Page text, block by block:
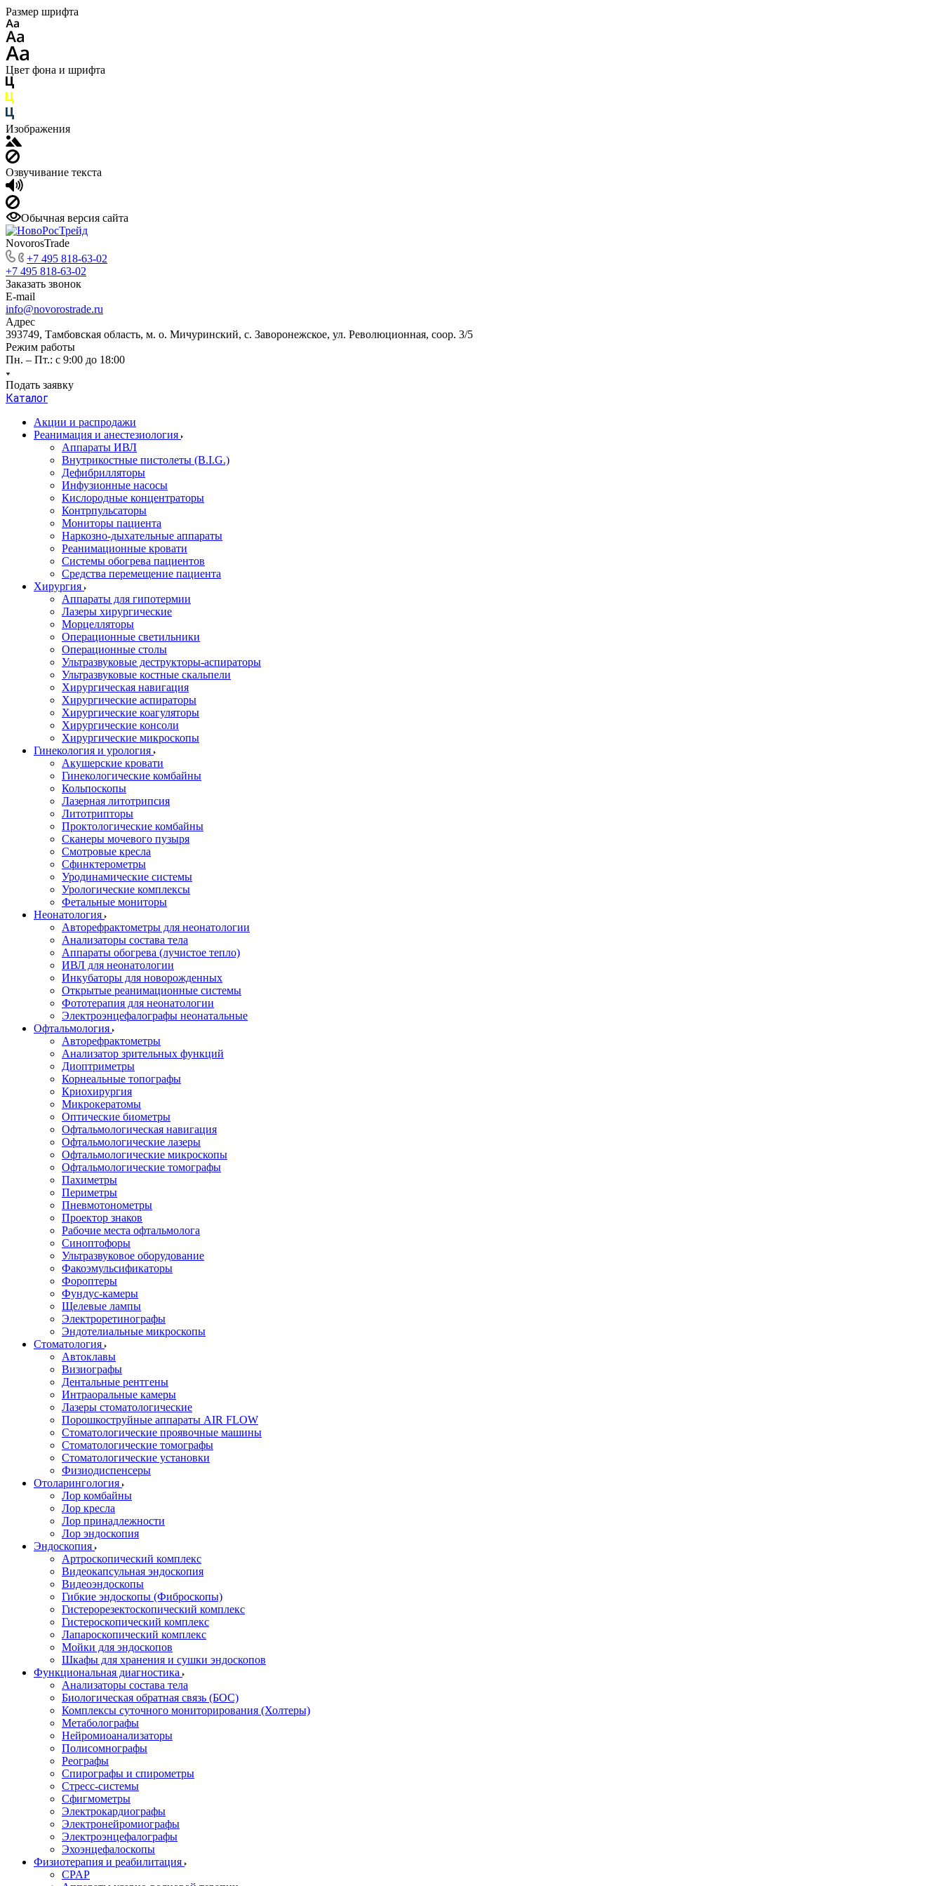
Размер шрифта
Цвет фона и шрифта
Изображения
Озвучивание текста
Обычная версия сайта
NovorosTrade
+7 495 818-63-02
+7 495 818-63-02
Заказать звонок
E-mail
info@novorostrade.ru
Адрес
393749, Тамбовская область, м. о. Мичуринский, с. Заворонежское, ул. Революционная, соор. 3/5
Режим работы
Пн. – Пт.: с 9:00 до 18:00
Подать заявку
Каталог
Акции и распродажи
Реанимация и анестезиология
Аппараты ИВЛ
Внутрикостные пистолеты (B.I.G.)
Дефибрилляторы
Инфузионные насосы
Кислородные концентраторы
Контрпульсаторы
Мониторы пациента
Наркозно-дыхательные аппараты
Реанимационные кровати
Системы обогрева пациентов
Средства перемещение пациента
Хирургия
Аппараты для гипотермии
Лазеры хирургические
Морцелляторы
Операционные светильники
Операционные столы
Ультразвуковые деструкторы-аспираторы
Ультразвуковые костные скальпели
Хирургическая навигация
Хирургические аспираторы
Хирургические коагуляторы
Хирургические консоли
Хирургические микроскопы
Гинекология и урология
Акушерские кровати
Гинекологические комбайны
Кольпоскопы
Лазерная литотрипсия
Литотрипторы
Проктологические комбайны
Сканеры мочевого пузыря
Смотровые кресла
Сфинктерометры
Уродинамические системы
Урологические комплексы
Фетальные мониторы
Неонатология
Авторефрактометры для неонатологии
Анализаторы состава тела
Аппараты обогрева (лучистое тепло)
ИВЛ для неонатологии
Инкубаторы для новорожденных
Открытые реанимационные системы
Фототерапия для неонатологии
Электроэнцефалографы неонатальные
Офтальмология
Авторефрактометры
Анализатор зрительных функций
Диоптриметры
Корнеальные топографы
Криохирургия
Микрокератомы
Оптические биометры
Офтальмологическая навигация
Офтальмологические лазеры
Офтальмологические микроскопы
Офтальмологические томографы
Пахиметры
Периметры
Пневмотонометры
Проектор знаков
Рабочие места офтальмолога
Синоптофоры
Ультразвуковое оборудование
Факоэмульсификаторы
Фороптеры
Фундус-камеры
Щелевые лампы
Электроретинографы
Эндотелиальные микроскопы
Стоматология
Автоклавы
Визиографы
Дентальные рентгены
Интраоральные камеры
Лазеры стоматологические
Порошкоструйные аппараты AIR FLOW
Стоматологические проявочные машины
Стоматологические томографы
Стоматологические установки
Физиодиспенсеры
Отоларингология
Лор комбайны
Лор кресла
Лор принадлежности
Лор эндоскопия
Эндоскопия
Артроскопический комплекс
Видеокапсульная эндоскопия
Видеоэндоскопы
Гибкие эндоскопы (Фиброcкопы)
Гистерорезектоскопический комплекс
Гистероскопический комплекс
Лапароскопический комплекс
Мойки для эндоскопов
Шкафы для хранения и сушки эндоскопов
Функциональная диагностика
Анализаторы состава тела
Биологическая обратная связь (БОС)
Комплексы суточного мониторирования (Холтеры)
Метаболографы
Нейромиоанализаторы
Полисомнографы
Реографы
Спирографы и спирометры
Стресс-системы
Сфигмометры
Электрокардиографы
Электронейромиографы
Электроэнцефалографы
Эхоэнцефалоскопы
Физиотерапия и реабилитация
CPAP